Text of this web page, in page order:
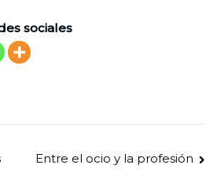
sociales
Entre el ocio y la profesión